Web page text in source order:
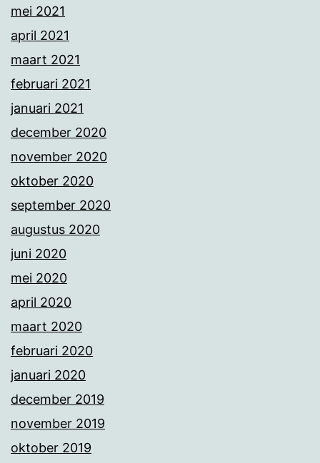
mei 2021
april 2021
maart 2021
februari 2021
januari 2021
december 2020
november 2020
oktober 2020
september 2020
augustus 2020
juni 2020
mei 2020
april 2020
maart 2020
februari 2020
januari 2020
december 2019
november 2019
oktober 2019